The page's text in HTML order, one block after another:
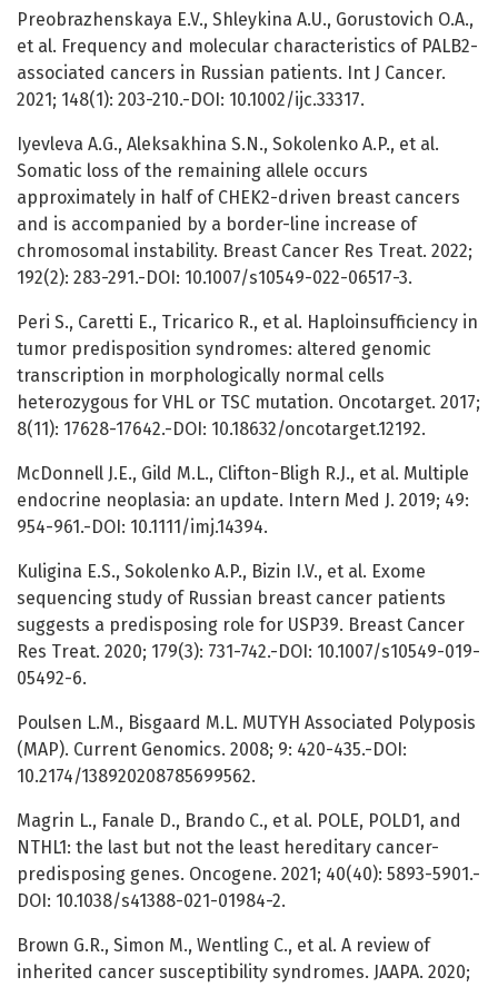
Preobrazhenskaya E.V., Shleykina A.U., Gorustovich O.A.,
et al. Frequency and molecular characteristics of PALB2-
associated cancers in Russian patients. Int J Cancer.
2021; 148(1): 203-210.-DOI: 10.1002/ijc.33317.
Iyevleva A.G., Aleksakhina S.N., Sokolenko A.P., et al.
Somatic loss of the remaining allele occurs
approximately in half of CHEK2-driven breast cancers
and is accompanied by a border-line increase of
chromosomal instability. Breast Cancer Res Treat. 2022;
192(2): 283-291.-DOI: 10.1007/s10549-022-06517-3.
Peri S., Caretti E., Tricarico R., et al. Haploinsufficiency in
tumor predisposition syndromes: altered genomic
transcription in morphologically normal cells
heterozygous for VHL or TSC mutation. Oncotarget. 2017;
8(11): 17628-17642.-DOI: 10.18632/oncotarget.12192.
McDonnell J.E., Gild M.L., Clifton-Bligh R.J., et al. Multiple
endocrine neoplasia: an update. Intern Med J. 2019; 49:
954-961.-DOI: 10.1111/imj.14394.
Kuligina E.S., Sokolenko A.P., Bizin I.V., et al. Exome
sequencing study of Russian breast cancer patients
suggests a predisposing role for USP39. Breast Cancer
Res Treat. 2020; 179(3): 731-742.-DOI: 10.1007/s10549-019-
05492-6.
Poulsen L.M., Bisgaard M.L. MUTYH Associated Polyposis
(MAP). Current Genomics. 2008; 9: 420-435.-DOI:
10.2174/138920208785699562.
Magrin L., Fanale D., Brando C., et al. POLE, POLD1, and
NTHL1: the last but not the least hereditary cancer-
predisposing genes. Oncogene. 2021; 40(40): 5893-5901.-
DOI: 10.1038/s41388-021-01984-2.
Brown G.R., Simon M., Wentling C., et al. A review of
inherited cancer susceptibility syndromes. JAAPA. 2020;